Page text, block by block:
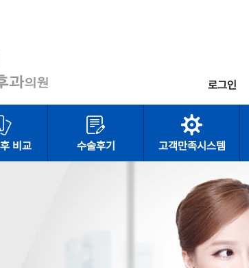
로그인
비교 수술후기 고객만족시스템